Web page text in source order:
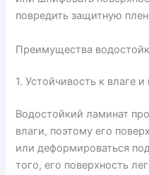
повредить защитную
Преимущества
1. Устойчивость к влаге и
Водостойкий ламинат
влаги, поэтому его
или деформироваться
того, его поверхность